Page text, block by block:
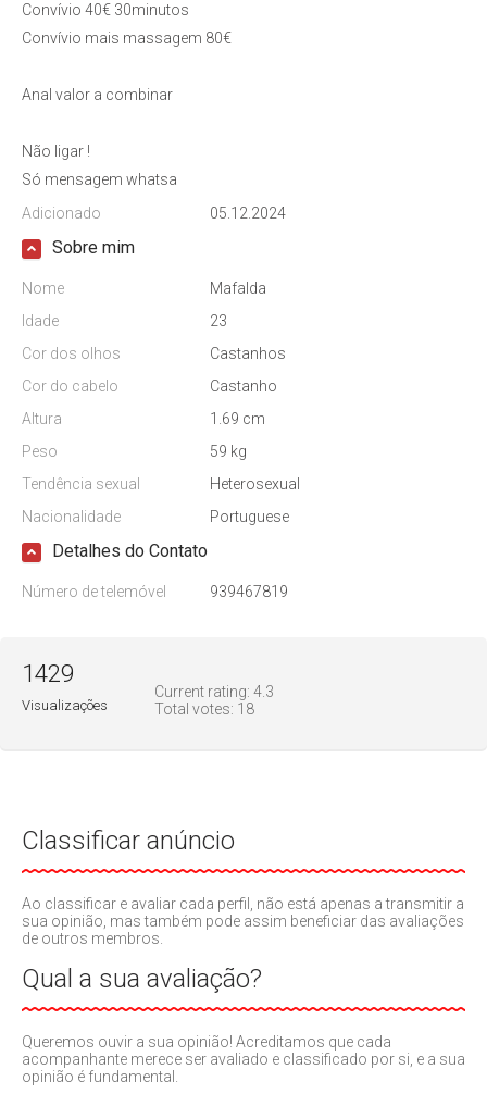
Convívio 40€ 30minutos
Convívio mais massagem 80€
Anal valor a combinar
Não ligar !
Só mensagem whatsa
Adicionado
05.12.2024
Sobre mim
Nome
Mafalda
Idade
23
Cor dos olhos
Castanhos
Cor do cabelo
Castanho
Altura
1.69 cm
Peso
59 kg
Tendência sexual
Heterosexual
Nacionalidade
Portuguese
Detalhes do Contato
Número de telemóvel 939467819
Current rating: 4.3
Total votes: 18
1429
Visualizações
Classificar anúncio
Ao classificar e avaliar cada perfil, não está apenas a transmitir a
sua opinião, mas também pode assim beneficiar das avaliações
de outros membros.
Qual a sua avaliação?
Queremos ouvir a sua opinião! Acreditamos que cada
acompanhante merece ser avaliado e classificado por si, e a sua
opinião é fundamental.